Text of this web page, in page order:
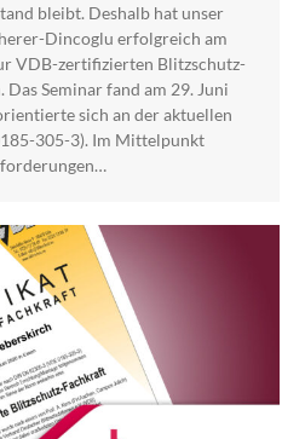
bleibt. Deshalb hat unser
Dincoglu erfolgreich am
VDB-zertifizierten Blitzschutz-
Seminar fand am 29. Juni
sich an der aktuellen
305-3). Im Mittelpunkt